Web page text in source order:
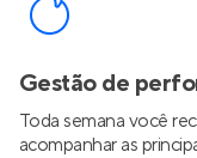
Gestão de
Toda semana você
acompanhar as